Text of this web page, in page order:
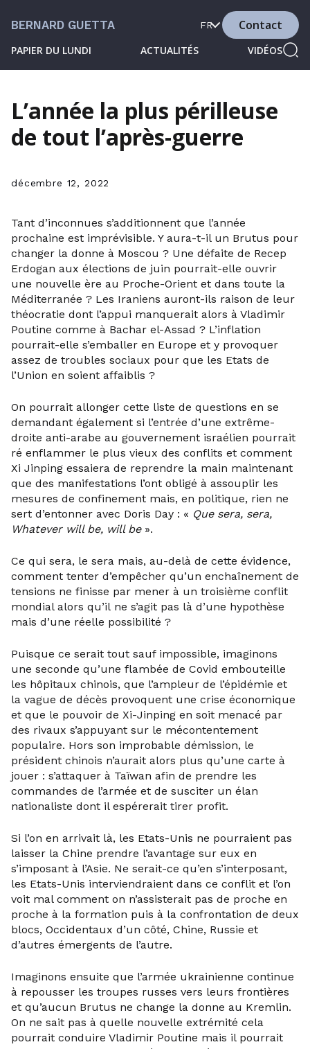
BERNARD GUETTA
PAPIER DU LUNDI ACTUALITÉS VIDÉOS
FR Contact
L’année la plus périlleuse
de tout l’après-guerre
décembre 12, 2022
Tant d’inconnues s’additionnent que l’année
prochaine est imprévisible. Y aura-t-il un Brutus pour
changer la donne à Moscou ? Une défaite de Recep
Erdogan aux élections de juin pourrait-elle ouvrir
une nouvelle ère au Proche-Orient et dans toute la
Méditerranée ? Les Iraniens auront-ils raison de leur
théocratie dont l’appui manquerait alors à Vladimir
Poutine comme à Bachar el-Assad ? L’inflation
pourrait-elle s’emballer en Europe et y provoquer
assez de troubles sociaux pour que les Etats de
l’Union en soient affaiblis ?
On pourrait allonger cette liste de questions en se
demandant également si l’entrée d’une extrême-
droite anti-arabe au gouvernement israélien pourrait
ré enflammer le plus vieux des conflits et comment
Xi Jinping essaiera de reprendre la main maintenant
que des manifestations l’ont obligé à assouplir les
mesures de confinement mais, en politique, rien ne
sert d’entonner avec Doris Day : « Que sera, sera,
Whatever will be, will be».
Ce qui sera, le sera mais, au-delà de cette évidence,
comment tenter d’empêcher qu’un enchaînement de
tensions ne finisse par mener à un troisième conflit
mondial alors qu’il ne s’agit pas là d’une hypothèse
mais d’une réelle possibilité ?
Puisque ce serait tout sauf impossible, imaginons
une seconde qu’une flambée de Covid embouteille
les hôpitaux chinois, que l’ampleur de l’épidémie et
la vague de décès provoquent une crise économique
et que le pouvoir de Xi-Jinping en soit menacé par
des rivaux s’appuyant sur le mécontentement
populaire. Hors son improbable démission, le
président chinois n’aurait alors plus qu’une carte à
jouer : s’attaquer à Taïwan afin de prendre les
commandes de l’armée et de susciter un élan
nationaliste dont il espérerait tirer profit.
Si l’on en arrivait là, les Etats-Unis ne pourraient pas
laisser la Chine prendre l’avantage sur eux en
s’imposant à l’Asie. Ne serait-ce qu’en s’interposant,
les Etats-Unis interviendraient dans ce conflit et l’on
voit mal comment on n’assisterait pas de proche en
proche à la formation puis à la confrontation de deux
blocs, Occidentaux d’un côté, Chine, Russie et
d’autres émergents de l’autre.
Imaginons ensuite que l’armée ukrainienne continue
à repousser les troupes russes vers leurs frontières
et qu’aucun Brutus ne change la donne au Kremlin.
On ne sait pas à quelle nouvelle extrémité cela
pourrait conduire Vladimir Poutine mais il pourrait